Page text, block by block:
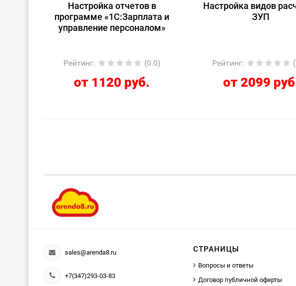
Настройка отчетов в
программе «1С:Зарплата и
управление персоналом»
Рейтинг: (0.0)
от 1120 руб.
Настройка видов
ЗУП
Рейтинг:
от 2099
sales@arenda8.ru
+7(347)293-03-83
СТРАНИЦЫ
Вопросы и ответы
Договор публичной оферты